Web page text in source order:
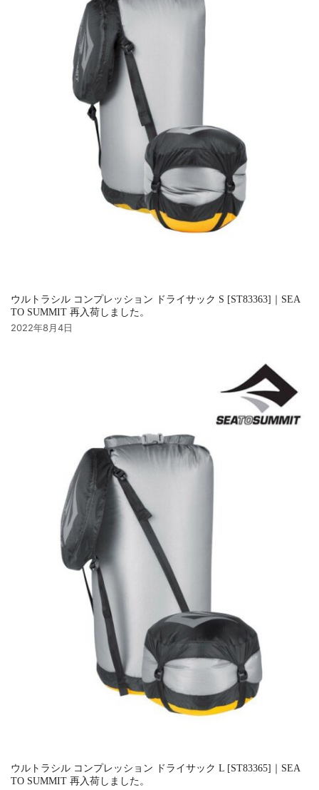
ウルトラシル コンプレッション ドライサック S [ST83363]｜SEA
TO SUMMIT 再入荷しました。
2022年8月4日
ウルトラシル コンプレッション ドライサック L [ST83365]｜SEA
TO SUMMIT 再入荷しました。